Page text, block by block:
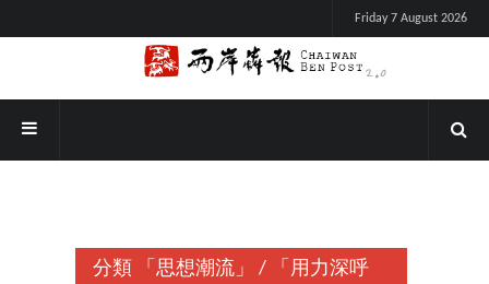
Friday 7 August 2026
分類 「思想潮流」 /
「用力深呼